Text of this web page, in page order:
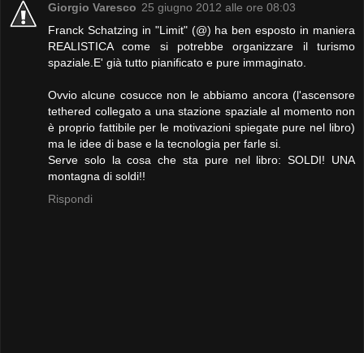
Giorgio Varesco 25 giugno 2012 alle ore 08:03
Franck Schatzing in "Limit" (@) ha ben esposto in maniera
REALISTICA come si potrebbe organizzare il turismo
spaziale.E' già tutto pianificato e pure immaginato.
Ovvio alcune cosucce non le abbiamo ancora (l'ascensore
tethered collegato a una stazione spaziale al momento non
è proprio fattibile per le motivazioni spiegate pure nel libro)
ma le idee di base e la tecnologia per farle si.
Serve solo la cosa che sta pure nel libro: SOLDI! UNA
montagna di soldi!!
Rispondi